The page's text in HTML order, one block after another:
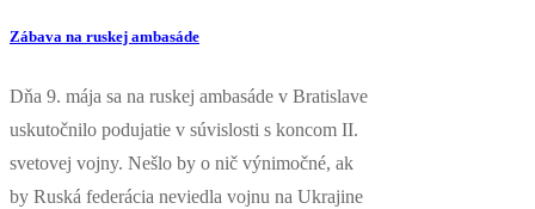
Zábava na ruskej ambasáde
Dňa 9. mája sa na ruskej ambasáde v Bratislave
uskutočnilo podujatie v súvislosti s koncom II.
svetovej vojny. Nešlo by o nič výnimočné, ak
by Ruská federácia neviedla vojnu na Ukrajine